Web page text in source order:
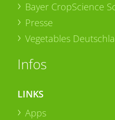
Bayer CropScience
Presse
Vegetables
Infos
LINKS
Apps